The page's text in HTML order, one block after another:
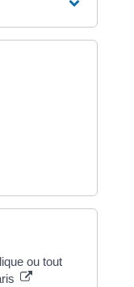
ou tout